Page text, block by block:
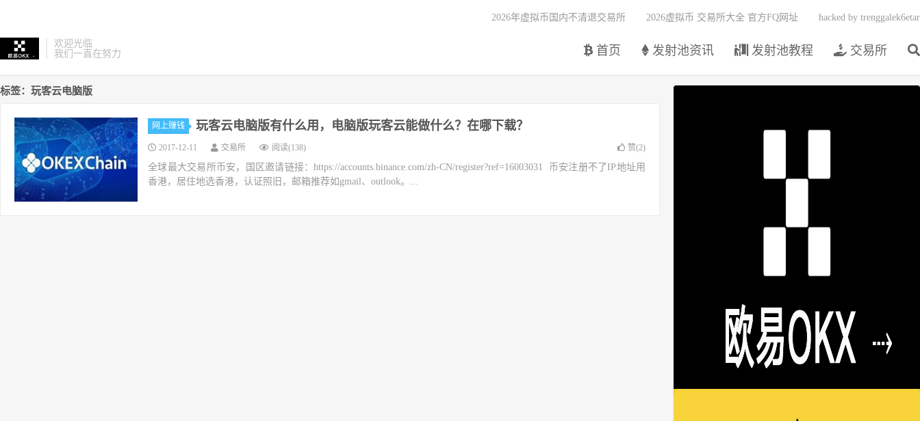
欢迎光临
我们一直在努力
首页 发射池资讯 发射池教程 交易所
2026年虚拟币国内不清退交易所 2026虚拟币 交易所大全 官方FQ网址 hacked by trenggalek6etar
标签：玩客云电脑版
网上赚钱 玩客云电脑版有什么用，电脑版玩客云能做什么？在哪下载？
2017-12-11 交易所 阅读(138) 赞(2)
全球最大交易所币安，国区邀请链接：https://accounts.binance.com/zh-CN/register?ref=16003031 币安注册不了IP地址用
香港，居住地选香港，认证照旧，邮箱推荐如gmail、outlook。...